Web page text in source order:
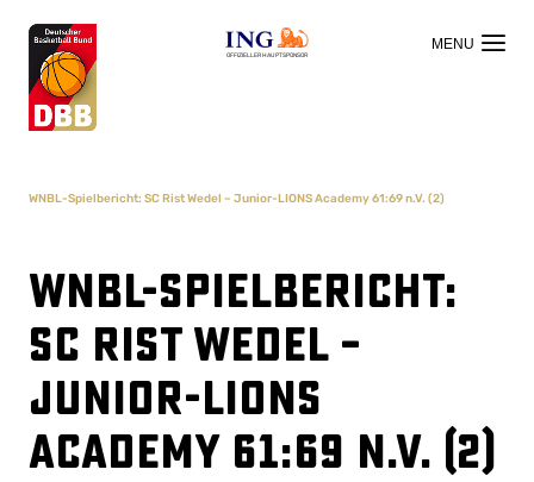
OFFIZIELLER HAUPTSPONSOR
WNBL-Spielbericht: SC Rist Wedel – Junior-LIONS Academy 61:69 n.V. (2)
WNBL-Spielbericht:
SC Rist Wedel –
Junior-LIONS
Academy 61:69 n.V. (2)